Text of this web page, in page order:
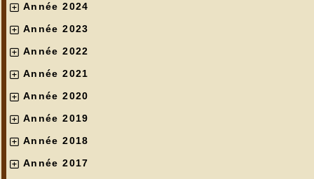
Année 2024
Année 2023
Année 2022
Année 2021
Année 2020
Année 2019
Année 2018
Année 2017